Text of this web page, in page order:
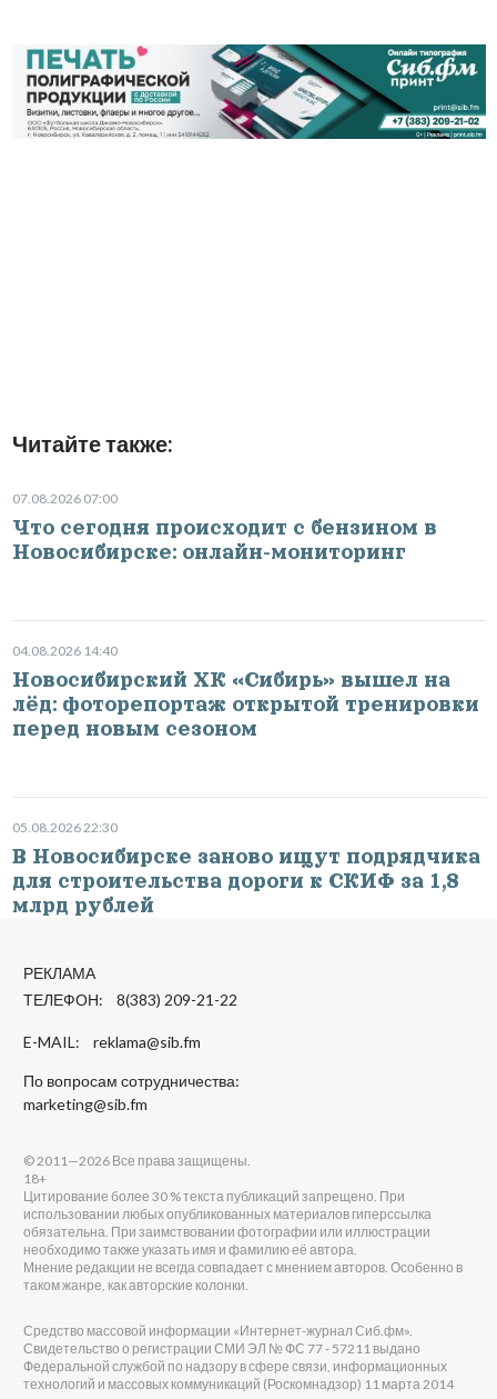
Читайте также:
07.08.2026 07:00
Что сегодня происходит с бензином в
Новосибирске: онлайн-мониторинг
04.08.2026 14:40
Новосибирский ХК «Сибирь» вышел на
лёд: фоторепортаж открытой тренировки
перед новым сезоном
05.08.2026 22:30
В Новосибирске заново ищут подрядчика
для строительства дороги к СКИФ за 1,8
млрд рублей
РЕКЛАМА
ТЕЛЕФОН: 8(383) 209-21-22
E-MAIL: reklama@sib.fm
По вопросам сотрудничества:
marketing@sib.fm
© 2011—2026 Все права защищены.
18+
Цитирование более 30 % текста публикаций запрещено. При
использовании любых опубликованных материалов гиперссылка
обязательна. При заимствовании фотографии или иллюстрации
необходимо также указать имя и фамилию её автора.
Мнение редакции не всегда совпадает с мнением авторов. Особенно в
таком жанре, как авторские колонки.
Средство массовой информации «Интернет-журнал Сиб.фм».
Свидетельство о регистрации СМИ ЭЛ № ФС 77 - 57211 выдано
Федеральной службой по надзору в сфере связи, информационных
технологий и массовых коммуникаций (Роскомнадзор) 11 марта 2014